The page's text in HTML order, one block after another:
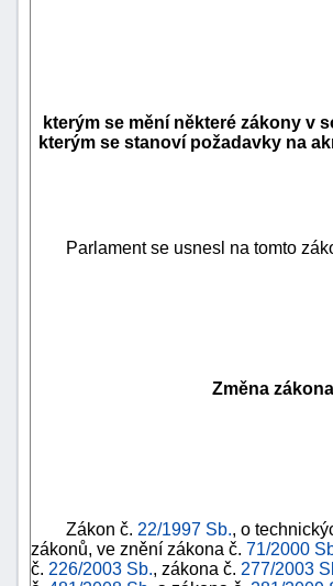
kterým se mění některé zákony v
kterým se stanoví požadavky na
Parlament se usnesl na tomto
Změna
Zákon č. 22/1997 Sb., o
zákonů, ve znění zákona č. 71/2000
č. 226/2003 Sb., zákona č. 277/2003